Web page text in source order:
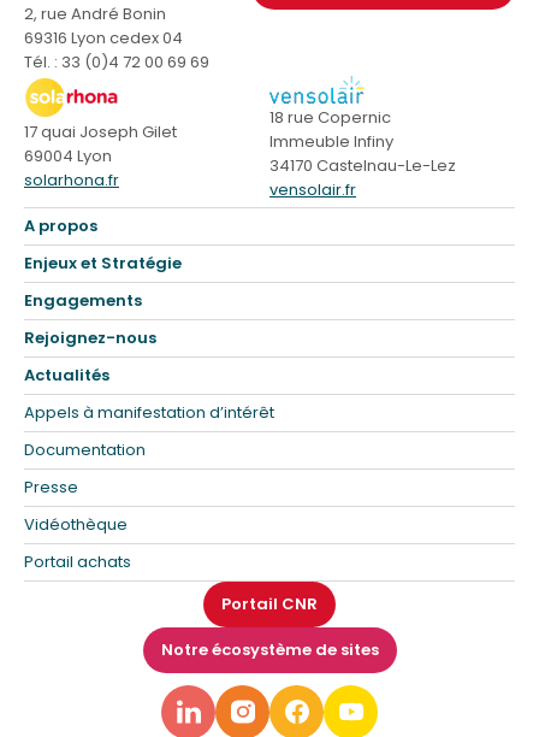
2, rue André Bonin
69316 Lyon cedex 04
Tél. : 33 (0)4 72 00 69 69
17 quai Joseph Gilet
69004 Lyon
solarhona.fr
18 rue Copernic
Immeuble Infiny
34170 Castelnau-Le-Lez
vensolair.fr
A propos
Enjeux et Stratégie
Engagements
Rejoignez-nous
Actualités
Appels à manifestation d’intérêt
Documentation
Presse
Vidéothèque
Portail achats
Portail CNR
Notre écosystème de sites